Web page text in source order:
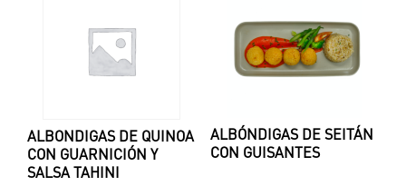
ALBONDIGAS DE QUINOA
CON GUARNICIÓN Y
SALSA TAHINI
ALBÓNDIGAS DE SEITÁN
CON GUISANTES